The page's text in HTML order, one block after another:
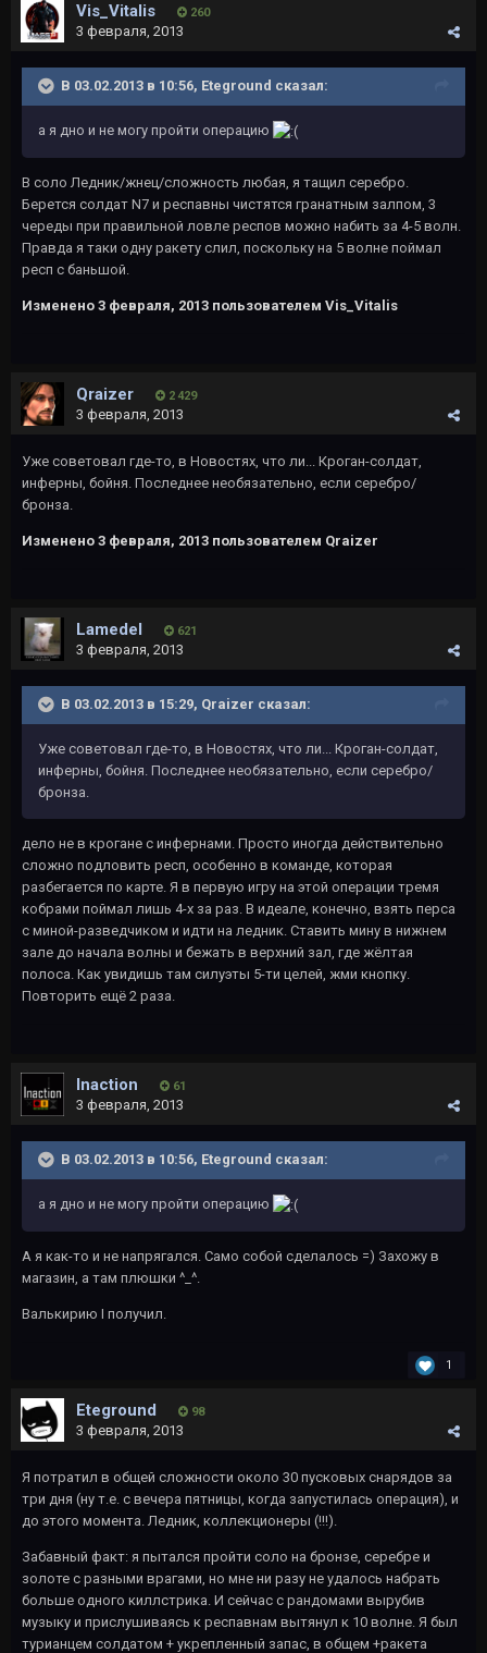
Vis_Vitalis 260
3 февраля, 2013
В 03.02.2013 в 10:56, Eteground сказал:
а я дно и не могу пройти операцию
В соло Ледник/жнец/сложность любая, я тащил серебро.
Берется солдат N7 и респавны чистятся гранатным залпом, 3
череды при правильной ловле респов можно набить за 4-5 волн.
Правда я таки одну ракету слил, поскольку на 5 волне поймал
респ с баньшой.
Изменено 3 февраля, 2013 пользователем Vis_Vitalis
Qraizer 2 429
3 февраля, 2013
Уже советовал где-то, в Новостях, что ли... Кроган-солдат,
инферны, бойня. Последнее необязательно, если серебро/
бронза.
Изменено 3 февраля, 2013 пользователем Qraizer
Lamedel 621
3 февраля, 2013
В 03.02.2013 в 15:29, Qraizer сказал:
Уже советовал где-то, в Новостях, что ли... Кроган-солдат,
инферны, бойня. Последнее необязательно, если серебро/
бронза.
дело не в крогане с инфернами. Просто иногда действительно
сложно подловить респ, особенно в команде, которая
разбегается по карте. Я в первую игру на этой операции тремя
кобрами поймал лишь 4-х за раз. В идеале, конечно, взять перса
с миной-разведчиком и идти на ледник. Ставить мину в нижнем
зале до начала волны и бежать в верхний зал, где жёлтая
полоса. Как увидишь там силуэты 5-ти целей, жми кнопку.
Повторить ещё 2 раза.
Inaction 61
3 февраля, 2013
В 03.02.2013 в 10:56, Eteground сказал:
а я дно и не могу пройти операцию
А я как-то и не напрягался. Само собой сделалось =) Захожу в
магазин, а там плюшки ^_^.
Валькирию I получил.
1
Eteground 98
3 февраля, 2013
Я потратил в общей сложности около 30 пусковых снарядов за
три дня (ну т.е. с вечера пятницы, когда запустилась операция), и
до этого момента. Ледник, коллекционеры (!!!).
Забавный факт: я пытался пройти соло на бронзе, серебре и
золоте с разными врагами, но мне ни разу не удалось набрать
больше одного киллстрика. И сейчас с рандомами вырубив
музыку и прислушиваясь к респавнам вытянул к 10 волне. Я был
турианцем солдатом + укрепленный запас, в общем +ракета